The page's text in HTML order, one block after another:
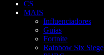
CS
MAIS
Influenciadores
Guias
Fortnite
Rainbow Six Siege